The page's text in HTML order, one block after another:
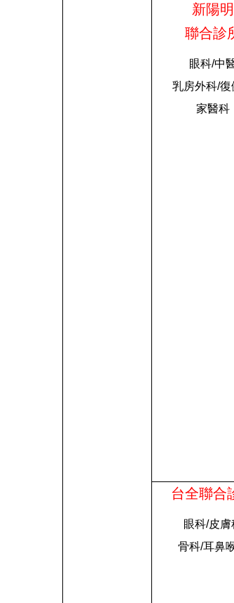
新陽明
聯合診
眼科/中
乳房外科/復
家醫科
台全聯合
眼科/皮膚
骨科/耳鼻